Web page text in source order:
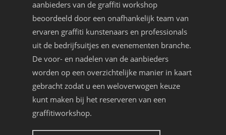
aanbieders van de graffiti workshop
beoordeeld door een onafhankelijk team van
ervaren graffiti kunstenaars en professionals
uit de bedrijfsuitjes en evenementen branche.
De voor- en nadelen van de aanbieders
worden op een overzichtelijke manier in kaart
gebracht zodat u een weloverwogen keuze
kunt maken bij het reserveren van een
graffitiworkshop.